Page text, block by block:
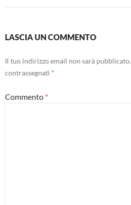
LASCIA UN COMMENTO
Il tuo indirizzo email non sarà pubblicato.
contrassegnati *
Commento *